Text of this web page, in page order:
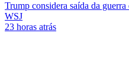
Trump considera saída da
WSJ
23 horas atrás